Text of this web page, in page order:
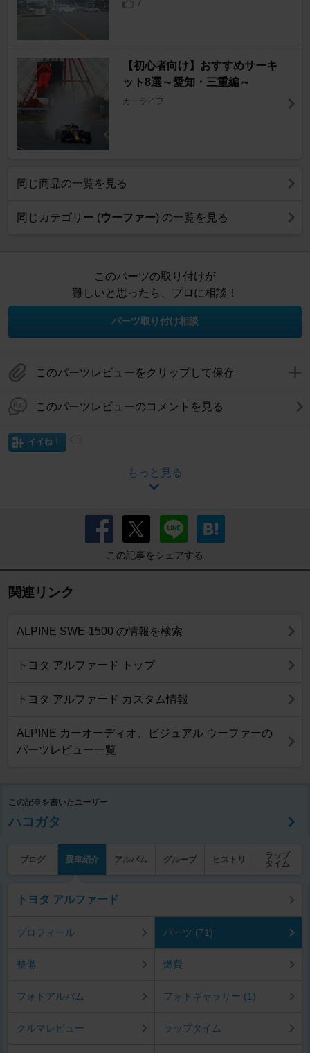
7
【初心者向け】おすすめサーキ
ット8選～愛知・三重編～
カーライフ
同じ商品の一覧を見る
同じカテゴリー (ウーファー) の一覧を見る
このパーツの取り付けが
難しいと思ったら、プロに相談！
パーツ取り付け相談
このパーツレビューをクリップして保存
このパーツレビューのコメントを見る
イイね！
もっと見る
この記事をシェアする
関連リンク
ALPINE SWE-1500 の情報を検索
トヨタ アルファード トップ
トヨタ アルファード カスタム情報
ALPINE カーオーディオ、ビジュアル ウーファーの
パーツレビュー一覧
この記事を書いたユーザー
ハコガタ
ブログ 愛車紹介 アルバム グループ ヒストリ
ラップ
タイム
トヨタ アルファード
プロフィール パーツ (71)
整備 燃費
フォトアルバム フォトギャラリー (1)
クルマレビュー ラップタイム